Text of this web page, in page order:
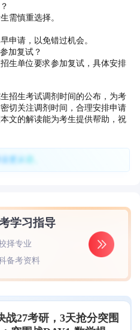
需慎重选择。
申请，以免错过机会。
加复试？
生单位要求参加复试，具体安排
招生考试调剂时间的公布，为考
切关注调剂时间，合理安排申请
文的解读能为考生提供帮助，祝
更从容。
学习指导
择专业
备考资料
战27考研，3天抢分突围